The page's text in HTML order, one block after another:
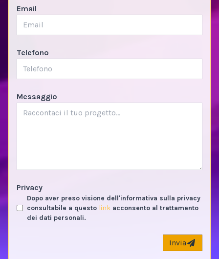
Email
Telefono
Messaggio
Privacy
Dopo aver preso visione dell'informativa sulla privacy
consultabile a questo link acconsento al trattamento
dei dati personali.
Invia